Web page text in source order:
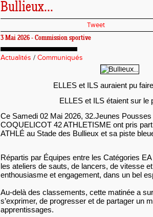
Bullieux...
Tweet
3 Mai 2026 - Commission sportive
Actualités / Communiqués
ELLES et ILS auraient pu
ELLES et ILS étaient sur
Ce Samedi 02 Mai 2026, 32.Jeunes
COQUELICOT 42 ATHLETISME ont pris
ATHLÉ au Stade des Bullieux et sa piste
Répartis par Équipes entre les Catégories
les ateliers de sauts, de lancers, de vitesse
enthousiasme et engagement, dans un bel
Au-delà des classements, cette matinée a
s’exprimer, de progresser et de partager un
apprentissages.